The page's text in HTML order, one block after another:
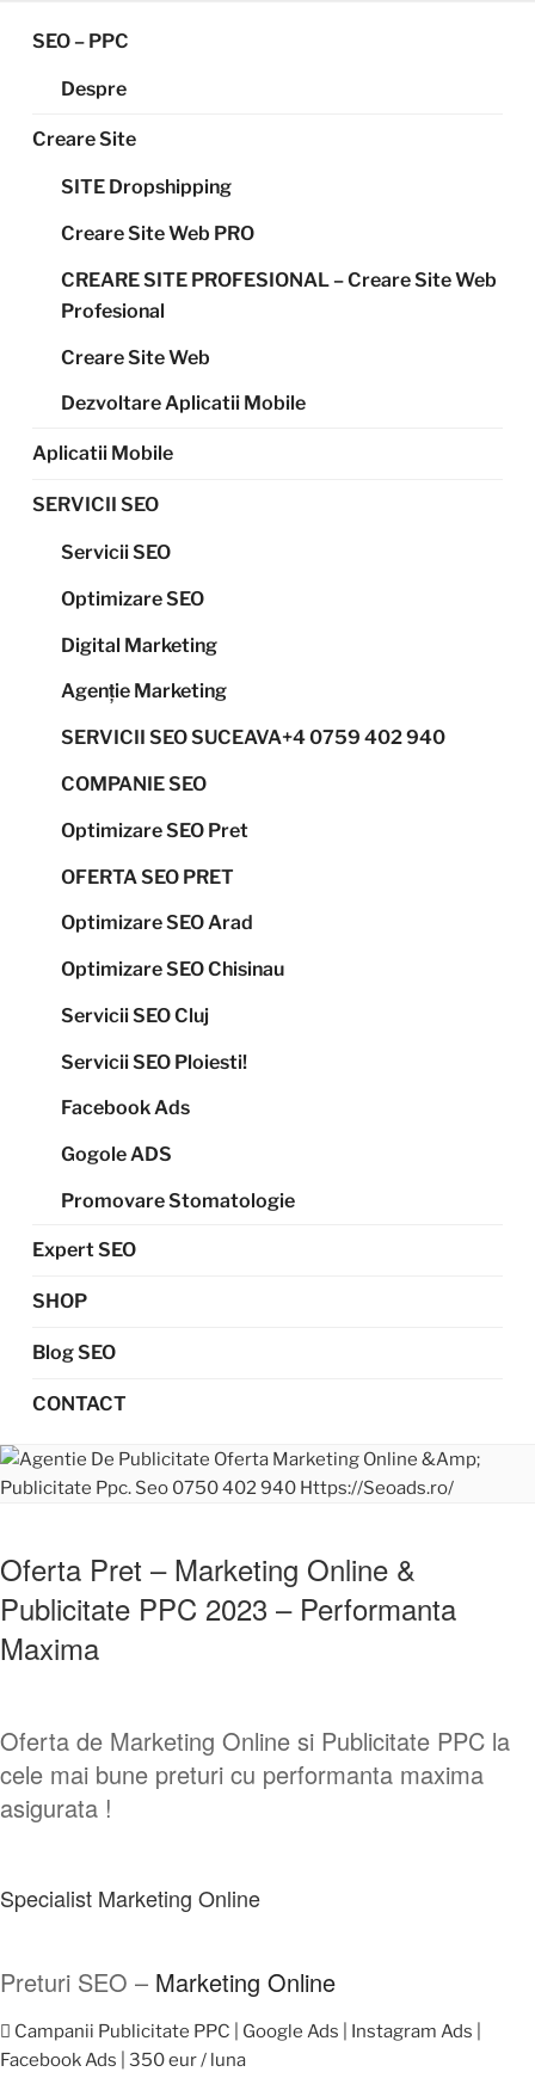
SEO – PPC
Despre
Creare Site
SITE Dropshipping
Creare Site Web PRO
CREARE SITE PROFESIONAL – Creare Site Web
Profesional
Creare Site Web
Dezvoltare Aplicatii Mobile
Aplicatii Mobile
SERVICII SEO
Servicii SEO
Optimizare SEO
Digital Marketing
Agenție Marketing
SERVICII SEO SUCEAVA+4 0759 402 940
COMPANIE SEO
Optimizare SEO Pret
OFERTA SEO PRET
Optimizare SEO Arad
Optimizare SEO Chisinau
Servicii SEO Cluj
Servicii SEO Ploiesti!
Facebook Ads
Gogole ADS
Promovare Stomatologie
Expert SEO
SHOP
Blog SEO
CONTACT
Oferta Pret – Marketing Online &
Publicitate PPC 2023 – Performanta
Maxima
Oferta de Marketing Online si Publicitate PPC la
cele mai bune preturi cu performanta maxima
asigurata !
Specialist Marketing Online
Preturi SEO – Marketing Online
 Campanii Publicitate PPC | Google Ads | Instagram Ads |
Facebook Ads | 350 eur / luna